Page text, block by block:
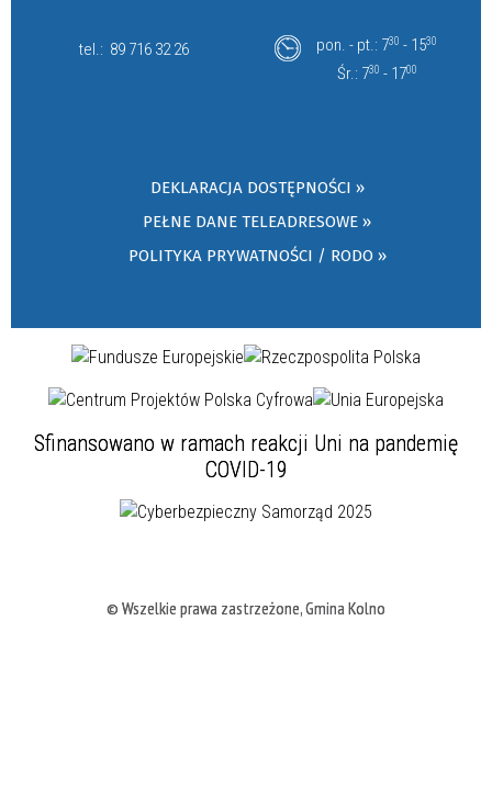
tel.: 89 716 32 26 pon. - pt.: 730 - 1530
Śr.: 730 - 1700
DEKLARACJA DOSTĘPNOŚCI »
PEŁNE DANE TELEADRESOWE »
POLITYKA PRYWATNOŚCI / RODO »
Sfinansowano w ramach reakcji Uni na pandemię
COVID-19
© Wszelkie prawa zastrzeżone, Gmina Kolno